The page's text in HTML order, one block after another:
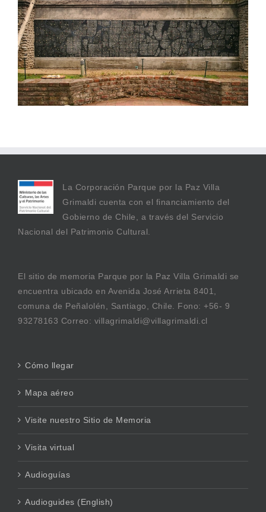
La Corporación Parque por la Paz Villa
Grimaldi cuenta con el financiamiento del
Gobierno de Chile, a través del Servicio
Nacional del Patrimonio Cultural.
El sitio de memoria Parque por la Paz Villa Grimaldi se
encuentra ubicado en Avenida José Arrieta 8401,
comuna de Peñalolén, Santiago, Chile. Fono: +56- 9
93278163 Correo: villagrimaldi@villagrimaldi.cl
Cómo llegar
Mapa aéreo
Visite nuestro Sitio de Memoria
Visita virtual
Audioguías
Audioguides (English)